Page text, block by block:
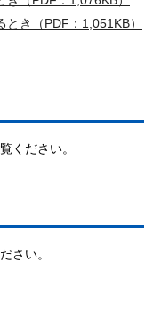
き（PDF：1,051KB）
ください。
さい。